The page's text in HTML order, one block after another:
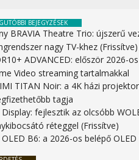
BEJEGYZÉSEK
BRAVIA Theatre Trio: újszerű
nagy TV-khez (Frissítve)
ADVANCED: először 2026-
Video streaming tartalmakkal
TITAN Noir: a 4K házi
tagja
Display: fejlesztik az olcsóbb
réteggel (Frissítve)
OLED B6: a 2026-os belépő OLED